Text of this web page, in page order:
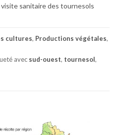
sanitaire des tournesols
cultures, Productions végétales,
avec sud-ouest, tournesol,